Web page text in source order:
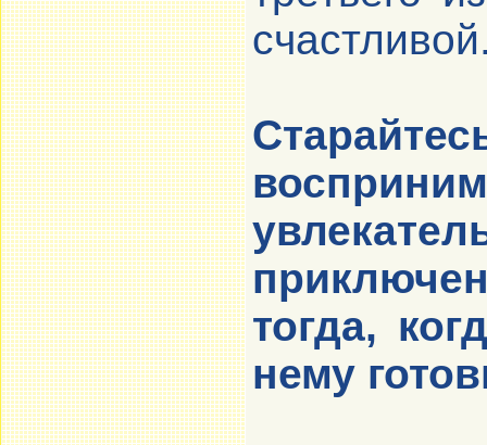
тогда,
нему